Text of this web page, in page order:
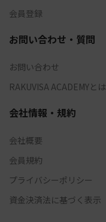
会員登録
お問い合わせ・質問
お問い合わせ
RAKUVISA ACADEMYとは
会社情報・規約
会社概要
会員規約
プライバシーポリシー
資金決済法に基づく表示